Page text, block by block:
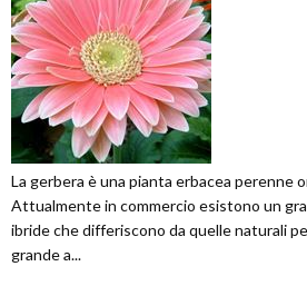
La gerbera è una pianta erbacea perenne
Attualmente in commercio esistono un
ibride che differiscono da quelle naturali
grande a...